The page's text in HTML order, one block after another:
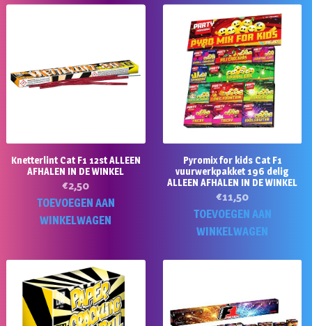
Knetterlint Cat F1 12st ALLEEN
AFHALEN IN DE WINKEL
€2,50
TOEVOEGEN AAN
WINKELWAGEN
Pyromix for kids Cat F1
vuurwerkpakket 196 delig
ALLEEN AFHALEN IN DE WINKEL
€11,50
TOEVOEGEN AAN
WINKELWAGEN